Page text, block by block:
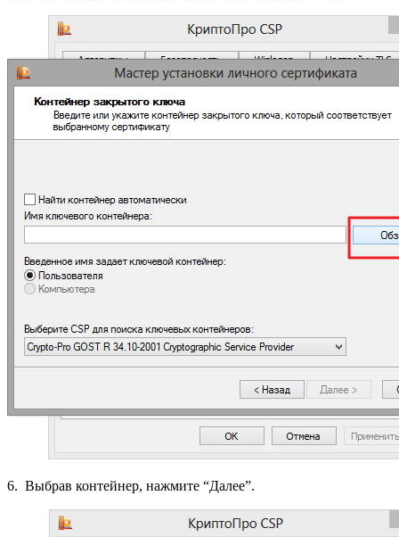
6. Выбрав контейнер, нажмите “Далее”.